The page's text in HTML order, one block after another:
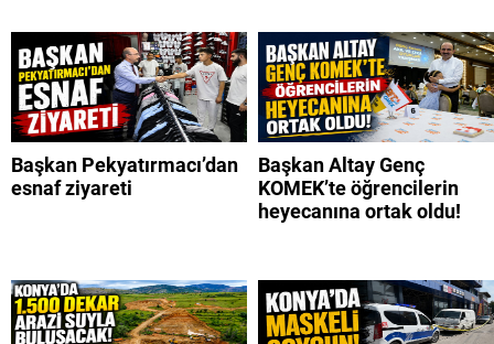
Başkan Pekyatırmacı’dan
esnaf ziyareti
Başkan Altay Genç
KOMEK’te öğrencilerin
heyecanına ortak oldu!